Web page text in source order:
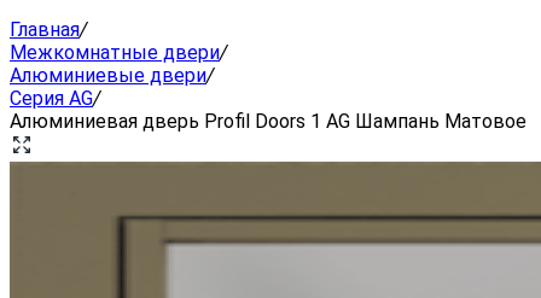
Главная/
Межкомнатные двери/
Алюминиевые двери/
Серия AG/
Алюминиевая дверь Profil Doors 1 AG Шампань Матовое